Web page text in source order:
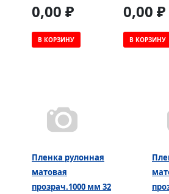
0,00 ₽
В КОРЗИНУ
0,00 ₽
В КОРЗИНУ
Пленка рулонная
матовая
прозрач.1000 мм 32